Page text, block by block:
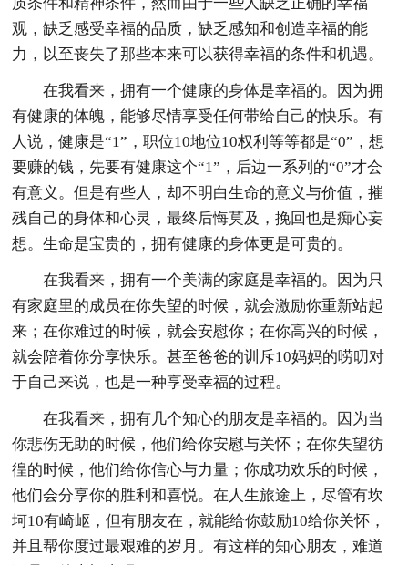
观，缺乏感受幸福的品质，缺乏感知和创造幸福的能
力，以至丧失了那些本来可以获得幸福的条件和机遇。
在我看来，拥有一个健康的身体是幸福的。因为拥
有健康的体魄，能够尽情享受任何带给自己的快乐。有
人说，健康是“1”，职位10地位10权利等等都是“0”，想
要赚的钱，先要有健康这个“1”，后边一系列的“0”才会
有意义。但是有些人，却不明白生命的意义与价值，摧
残自己的身体和心灵，最终后悔莫及，挽回也是痴心妄
想。生命是宝贵的，拥有健康的身体更是可贵的。
在我看来，拥有一个美满的家庭是幸福的。因为只
有家庭里的成员在你失望的时候，就会激励你重新站起
来；在你难过的时候，就会安慰你；在你高兴的时候，
就会陪着你分享快乐。甚至爸爸的训斥10妈妈的唠叨对
于自己来说，也是一种享受幸福的过程。
在我看来，拥有几个知心的朋友是幸福的。因为当
你悲伤无助的时候，他们给你安慰与关怀；在你失望彷
徨的时候，他们给你信心与力量；你成功欢乐的时候，
他们会分享你的胜利和喜悦。在人生旅途上，尽管有坎
坷10有崎岖，但有朋友在，就能给你鼓励10给你关怀，
并且帮你度过最艰难的岁月。有这样的知心朋友，难道